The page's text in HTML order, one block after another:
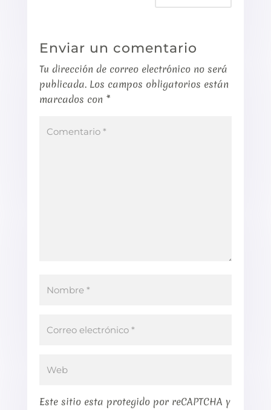
Enviar un comentario
Tu dirección de correo electrónico no será
publicada. Los campos obligatorios están
marcados con *
Este sitio esta protegido por reCAPTCHA y